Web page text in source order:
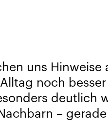
uns
noch
deutlich
–